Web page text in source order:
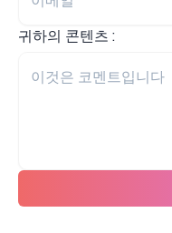
귀하의 콘텐츠 :